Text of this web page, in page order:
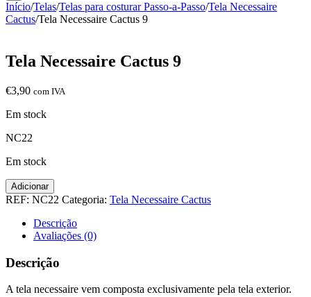
Início/Telas/Telas para costurar Passo-a-Passo/Tela Necessaire
Cactus/Tela Necessaire Cactus 9
Tela Necessaire Cactus 9
€3,90 com IVA
Em stock
NC22
Em stock
Quantidade
de
Necessaire
Cactus
Adicionar
REF: NC22 Categoria: Tela Necessaire Cactus
Descrição
Avaliações (0)
Descrição
A tela necessaire vem composta exclusivamente pela tela exterior.